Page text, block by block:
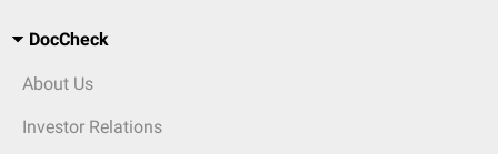
DocCheck
About Us
Investor Relations